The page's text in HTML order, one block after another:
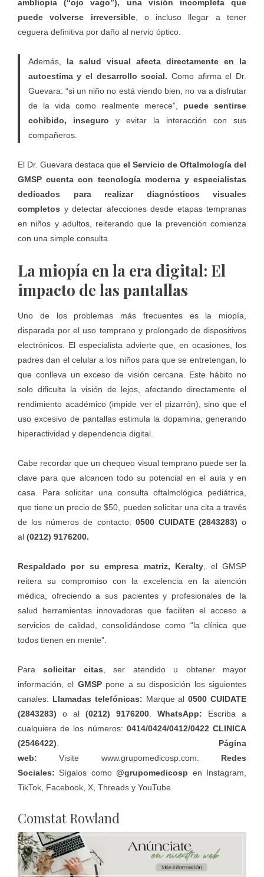
ambliopía (“ojo vago”), una visión incompleta que
puede volverse irreversible, o incluso llegar a tener
ceguera definitiva por daño al nervio óptico.
Además, la salud visual afecta directamente en la
autoestima y el desarrollo social. Como afirma el Dr.
Guevara: “si un niño no está viendo bien, no va a disfrutar
de la vida como realmente merece”, puede sentirse
cohibido, inseguro y evitar la interacción con sus
compañeros.
El Dr. Guevara destaca que el Servicio de Oftalmología del
GMSP cuenta con tecnología moderna y especialistas
dedicados para realizar diagnósticos visuales
completos y detectar afecciones desde etapas tempranas
en niños y adultos, reiterando que la prevención comienza
con una simple consulta.
La miopía en la era digital: El
impacto de las pantallas
Uno de los problemas más frecuentes es la miopía,
disparada por el uso temprano y prolongado de dispositivos
electrónicos. El especialista advierte que, en ocasiones, los
padres dan el celular a los niños para que se entretengan, lo
que conlleva un exceso de visión cercana. Este hábito no
solo dificulta la visión de lejos, afectando directamente el
rendimiento académico (impide ver el pizarrón), sino que el
uso excesivo de pantallas estimula la dopamina, generando
hiperactividad y dependencia digital.
Cabe recordar que un chequeo visual temprano puede ser la
clave para que alcancen todo su potencial en el aula y en
casa. Para solicitar una consulta oftalmológica pediátrica,
que tiene un precio de $50, pueden solicitar una cita a través
de los números de contacto: 0500 CUIDATE (2843283) o
al (0212) 9176200.
Respaldado por su empresa matriz, Keralty, el GMSP
reitera su compromiso con la excelencia en la atención
médica, ofreciendo a sus pacientes y profesionales de la
salud herramientas innovadoras que faciliten el acceso a
servicios de calidad, consolidándose como “la clínica que
todos tienen en mente”.
Parasolicitar citas, ser atendido u obtener mayor
información, el GMSPpone a su disposición los siguientes
canales: Llamadas telefónicas: Marque al0500 CUIDATE
(2843283) o al (0212) 9176200. WhatsApp: Escriba a
cualquiera de los números: 0414/0424/0412/0422 CLINICA
(2546422). Página
web: Visite www.grupomedicosp.com. Redes
Sociales: Sígalos como@grupomedicosp en Instagram,
TikTok, Facebook, X, Threads y YouTube.
Comstat Rowland